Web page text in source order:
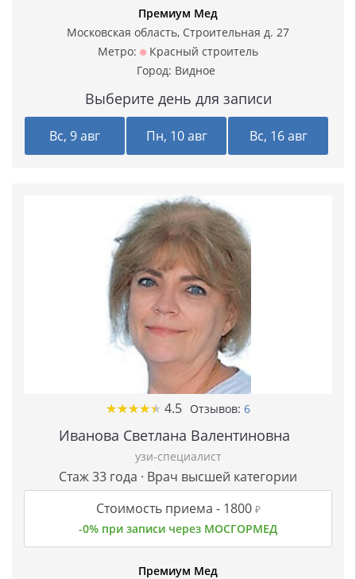
Премиум Мед
Московская область, Строительная д. 27
Метро:
Красный строитель
Город: Видное
Выберите день для записи
Вс, 9 авг Пн, 10 авг Вс, 16 авг
★★★★★
★★★★★ 4.5 Отзывов: 6
Иванова Светлана Валентиновна
узи-специалист
Стаж 33 года · Врач высшей категории
Стоимость приема -1800 ₽
-0% при записи через МОСГОРМЕД
Премиум Мед